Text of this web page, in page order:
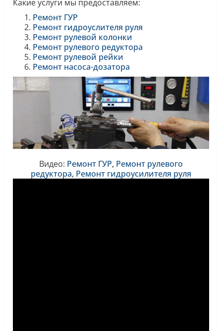
Какие услуги мы предоставляем:
Ремонт ГУР
Ремонт гидроуслителя руля
Ремонт рулевой колонки
Ремонт рулевого редуктора
Ремонт рулевой рейки
Ремонт насоса-дозатора
Видео: Ремонт ГУР, Ремонт рулевого
редуктора, Ремонт гидроусилителя руля